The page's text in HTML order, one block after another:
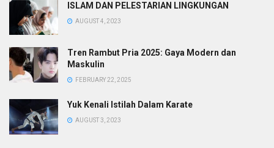
ISLAM DAN PELESTARIAN LINGKUNGAN
AUGUST 4, 2023
Tren Rambut Pria 2025: Gaya Modern dan
Maskulin
FEBRUARY 22, 2025
Yuk Kenali Istilah Dalam Karate
AUGUST 3, 2023